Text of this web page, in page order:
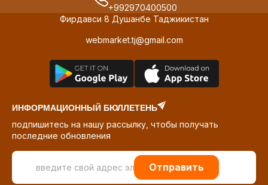
+992970400500
Фирдавси 8 Душанбе Таджикистан
webmarket.tj@gmail.com
ИНФОРМАЦИОННЫЙ БЮЛЛЕТЕНЬ
подпишитесь на нашу рассылку, чтобы получать
последние обновления
Отправить